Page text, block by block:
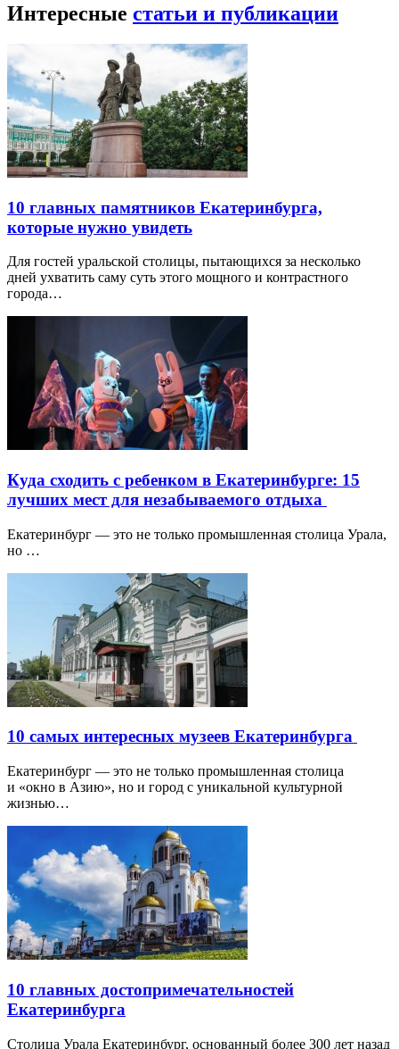
Интересные статьи и публикации
10 главных памятников Екатеринбурга,
которые нужно увидеть
Для гостей уральской столицы, пытающихся за несколько
дней ухватить саму суть этого мощного и контрастного
города…
Куда сходить с ребенком в Екатеринбурге: 15
лучших мест для незабываемого отдыха
Екатеринбург — это не только промышленная столица Урала,
но …
10 самых интересных музеев Екатеринбурга
Екатеринбург — это не только промышленная столица
и «окно в Азию», но и город с уникальной культурной
жизнью…
10 главных достопримечательностей
Екатеринбурга
Столица Урала Екатеринбург, основанный более 300 лет назад